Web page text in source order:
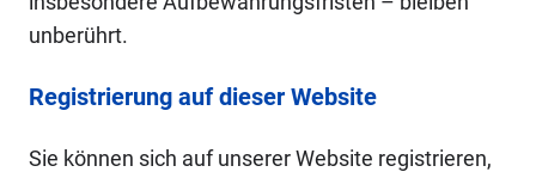
unberührt.
Registrierung auf dieser Website
Sie können sich auf unserer Website registrieren,